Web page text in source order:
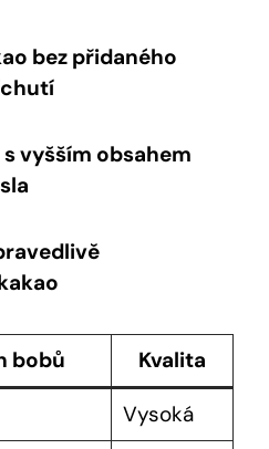
bez přidaného
vyšším​ obsahem
bobů
Kvalita
Vysoká